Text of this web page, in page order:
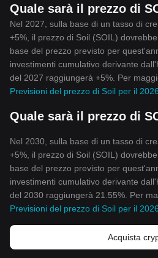
Quale sarà il prezzo di
Nel 2027, sulla base di un tasso di
+5%, il prezzo di Soil (SOIL)
base del prezzo previsto per
investimenti cumulativo derivante
del 2027 raggiungerà +5%. Per
Previsioni del prezzo di Soil per il
Quale sarà il prezzo di
Nel 2030, sulla base di un tasso di
+5%, il prezzo di Soil (SOIL)
base del prezzo previsto per
investimenti cumulativo derivante
del 2030 raggiungerà 21.55%. Per
Previsioni del prezzo di Soil per il
Acquista